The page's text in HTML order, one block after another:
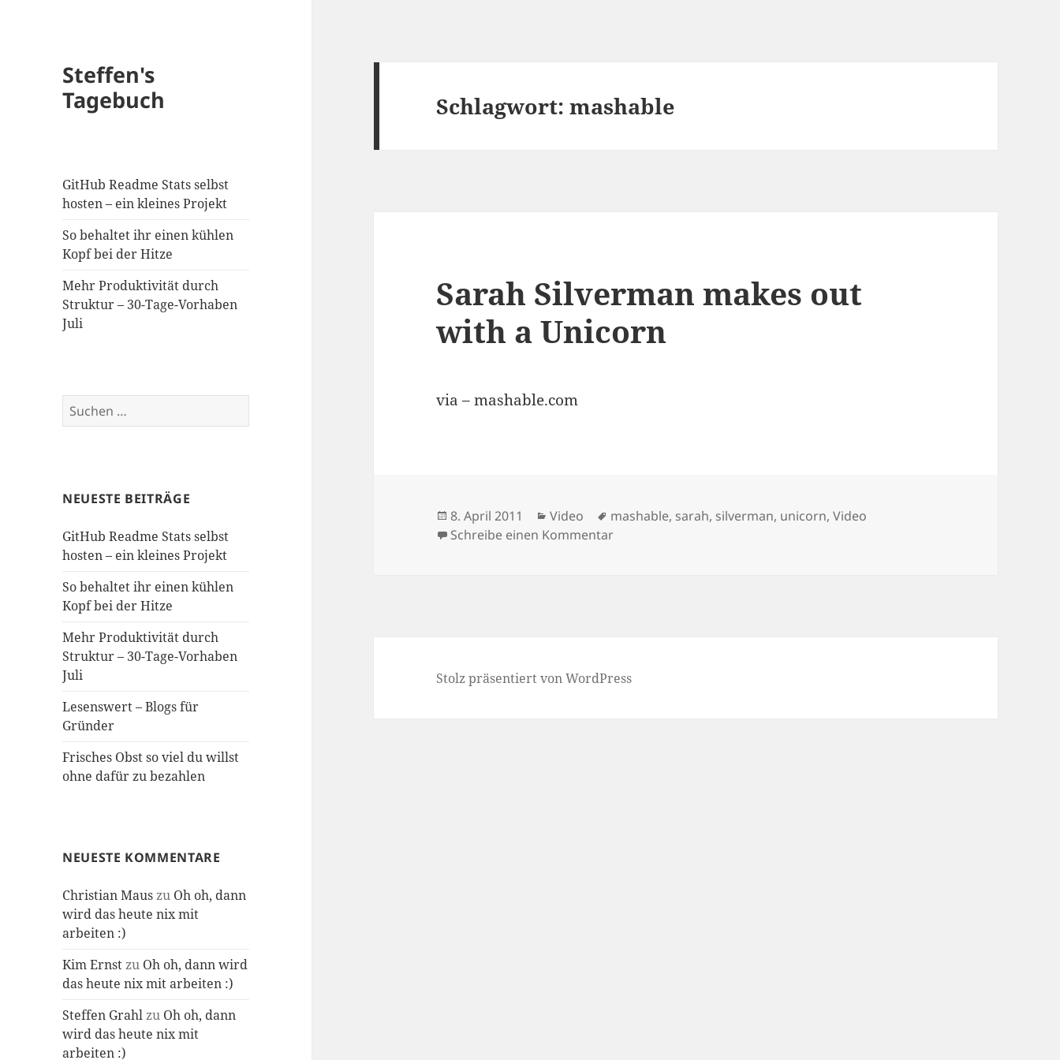
Steffen's
Tagebuch
GitHub Readme Stats selbst
hosten – ein kleines Projekt
So behaltet ihr einen kühlen
Kopf bei der Hitze
Mehr Produktivität durch
Struktur – 30-Tage-Vorhaben
Juli
Suchen
nach:
NEUESTE BEITRÄGE
GitHub Readme Stats selbst
hosten – ein kleines Projekt
So behaltet ihr einen kühlen
Kopf bei der Hitze
Mehr Produktivität durch
Struktur – 30-Tage-Vorhaben
Juli
Lesenswert – Blogs für
Gründer
Frisches Obst so viel du willst
ohne dafür zu bezahlen
NEUESTE KOMMENTARE
Christian Mauszu Oh oh, dann
wird das heute nix mit
arbeiten :)
Kim Ernstzu Oh oh, dann wird
das heute nix mit arbeiten :)
Steffen Grahlzu Oh oh, dann
wird das heute nix mit
arbeiten :)
Schlagwort:mashable
Sarah Silverman makes out
with a Unicorn
via – mashable.com
Veröffentlicht
am
8. April 2011 Kategorien
Video Schlagwörter
mashable, sarah, silverman, unicorn,Video
Schreibe einen Kommentarzu Sarah Silverman makes out with a Unicorn
Stolz präsentiert von WordPress